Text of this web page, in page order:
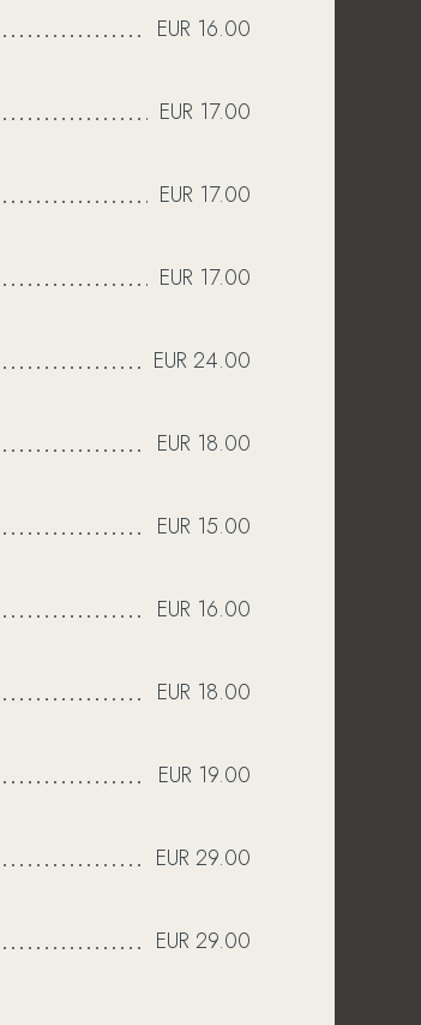
EUR 16.00
EUR 17.00
EUR 17.00
EUR 17.00
EUR 24.00
EUR 18.00
EUR 15.00
EUR 16.00
EUR 18.00
EUR 19.00
EUR 29.00
EUR 29.00
go. Oder